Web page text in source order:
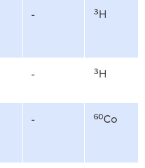
- 3H
- 3H
- 60Co